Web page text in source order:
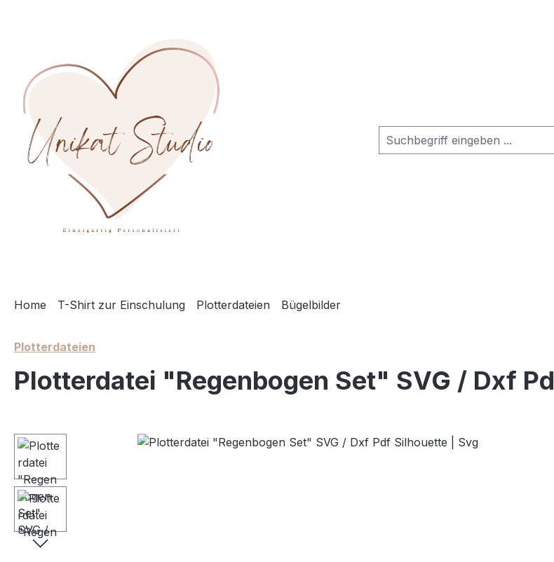
Home T-Shirt zur Einschulung Plotterdateien Bügelbilder
Plotterdateien
Plotterdatei "Regenbogen Set" SVG / Dxf
Bildergalerie überspringen